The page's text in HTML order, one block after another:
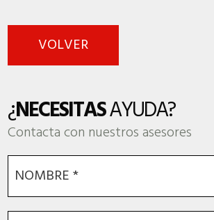
VOLVER
¿NECESITASAYUDA?
Contacta con nuestros asesores